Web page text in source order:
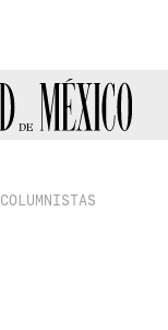
COLUMNISTAS